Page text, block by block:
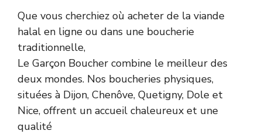
Que vous cherchiez où acheter de la viande
halal en ligne ou dans une boucherie
traditionnelle,
Le Garçon Boucher combine le meilleur des
deux mondes. Nos boucheries physiques,
situées à Dijon, Chenôve, Quetigny, Dole et
Nice, offrent un accueil chaleureux et une
qualité